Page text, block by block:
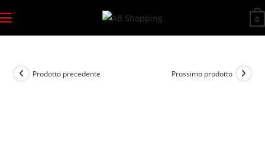
al
contenuto
0
Prodotto precedente Prossimo prodotto